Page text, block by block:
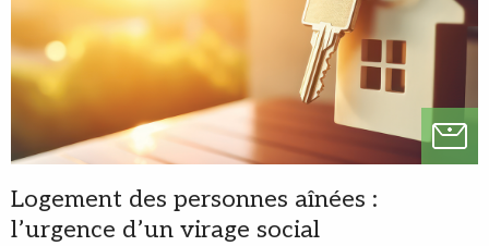
Logement des personnes aînées :
l’urgence d’un virage social